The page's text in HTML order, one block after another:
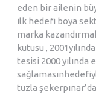
eden bir ailenin
ilk hedefi boya
marka
kutusu ,
tesisi 2000
tuzla